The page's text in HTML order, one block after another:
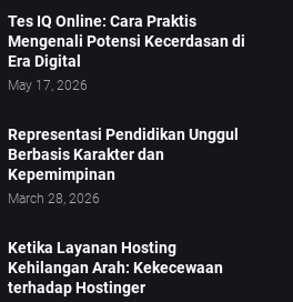
Tes IQ Online: Cara Praktis
Mengenali Potensi Kecerdasan di
Era Digital
May 17, 2026
Representasi Pendidikan Unggul
Berbasis Karakter dan
Kepemimpinan
March 28, 2026
Ketika Layanan Hosting
Kehilangan Arah: Kekecewaan
terhadap Hostinger